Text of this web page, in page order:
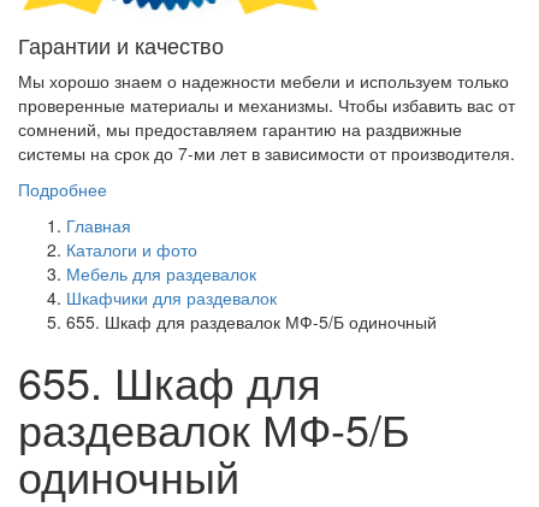
Гарантии и качество
Мы хорошо знаем о надежности мебели и используем только
проверенные материалы и механизмы. Чтобы избавить вас от
сомнений, мы предоставляем гарантию на раздвижные
системы на срок до 7-ми лет в зависимости от производителя.
Подробнее
Главная
Каталоги и фото
Мебель для раздевалок
Шкафчики для раздевалок
655. Шкаф для раздевалок МФ-5/Б одиночный
655. Шкаф для
раздевалок МФ-5/Б
одиночный